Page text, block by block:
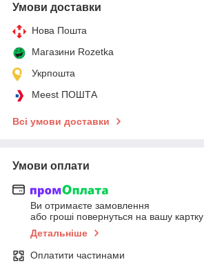
Умови доставки
Нова Пошта
Магазини Rozetka
Укрпошта
Meest ПОШТА
Всі умови доставки
Умови оплати
Ви отримаєте замовлення
або гроші повернуться на вашу картку
Детальніше
Оплатити частинами